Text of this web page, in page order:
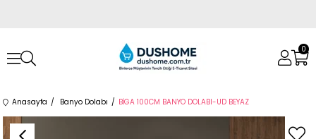
0
Anasayfa Banyo Dolabı BİGA 100CM BANYO DOLABI-UD BEYAZ